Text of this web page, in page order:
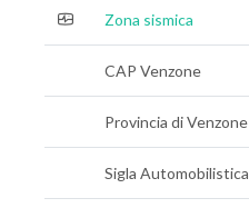
Zona sismica
CAP Venzone
Provincia di Venzone
Sigla Automobilistica